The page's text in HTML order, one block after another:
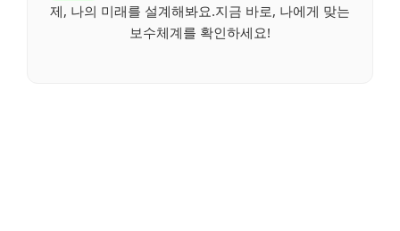
제, 나의 미래를 설계해봐요.지금 바로, 나에게 맞는
보수체계를 확인하세요!